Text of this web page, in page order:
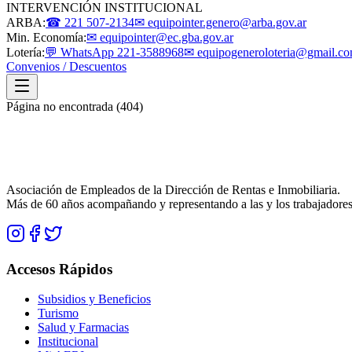
INTERVENCIÓN INSTITUCIONAL
ARBA:☎ 221 507-2134✉ equipointer.genero@arba.gov.ar
Min. Economía:✉ equipointer@ec.gba.gov.ar
Lotería:💬 WhatsApp 221-3588968✉
Convenios / Descuentos
Página no encontrada (404)
Asociación de Empleados de la Dirección de Rentas e Inmobiliaria.
Más de 60 años acompañando y representando a las y los
Accesos Rápidos
Subsidios y Beneficios
Turismo
Salud y Farmacias
Institucional